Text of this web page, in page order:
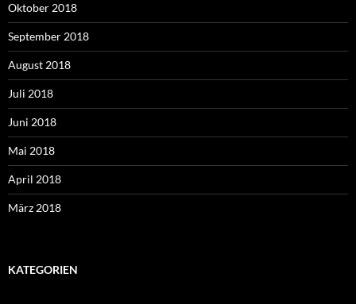
Oktober 2018
September 2018
August 2018
Juli 2018
Juni 2018
Mai 2018
April 2018
März 2018
KATEGORIEN